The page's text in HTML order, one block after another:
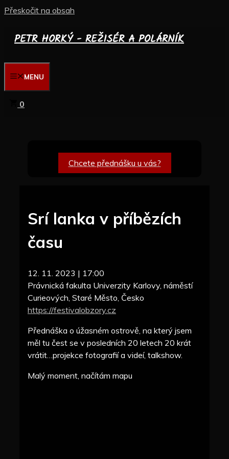
Přeskočit na obsah
PETR HORKÝ - REŽISÉR A POLÁRNÍK
MENU
0
Chcete přednášku u vás?
Srí lanka v příbězích
času
12. 11. 2023 | 17:00
Právnická fakulta Univerzity Karlovy, náměstí
Curieových, Staré Město, Česko
https://festivalobzory.cz
Přednáška o úžasném ostrově, na který jsem
měl tu čest se v posledních 20 letech 20 krát
vrátit…projekce fotografií a videí, talkshow.
Malý moment, načítám mapu